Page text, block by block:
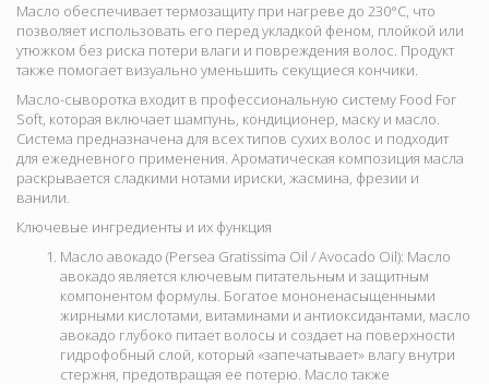
Масло обеспечиваеттермозащиту при нагреве до 230°C, что
позволяет использовать его перед укладкой феном, плойкой или
утюжком без риска потери влаги и повреждения волос. Продукт
также помогает визуально уменьшить секущиеся кончики.
Масло-сыворотка входит в профессиональную систему Food For
Soft, которая включает шампунь, кондиционер, маску и масло.
Система предназначена для всех типов сухих волос и подходит
для ежедневного применения. Ароматическая композиция масла
раскрывается сладкими нотами ириски, жасмина, фрезии и
ванили.
Ключевые ингредиенты и их функция
Масло авокадо (Persea Gratissima Oil / Avocado Oil): Масло
авокадо является ключевым питательным и защитным
компонентом формулы. Богатое мононенасыщенными
жирными кислотами, витаминами и антиоксидантами, масло
авокадо глубоко питает волосы и создает на поверхности
гидрофобный слой, который «запечатывает» влагу внутри
стержня, предотвращая ее потерю. Масло также